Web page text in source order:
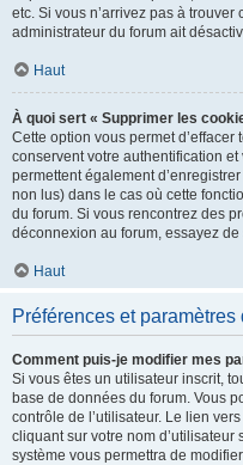
etc. Si vous n’arrivez pas à trouver
administrateur du forum ait
Haut
À quoi sert « Supprimer les
Cette option vous permet
conservent votre authentification
permettent également
non lus) dans le cas où cette
du forum. Si vous rencontrez des
déconnexion au forum, essayez
Haut
Préférences et
Comment puis-je modifier mes
Si vous êtes un utilisateur inscrit,
base de données du forum. Vous
contrôle de l’utilisateur. Le lien
cliquant sur votre nom
système vous permettra de